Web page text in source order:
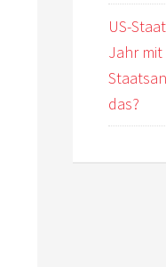
US-
Jahr
das?